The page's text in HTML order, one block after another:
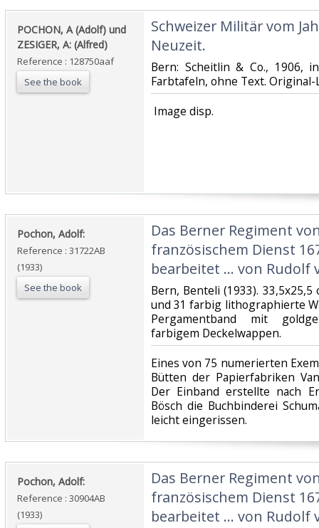
‎POCHON, A (Adolf) und
ZESIGER, A: (Alfred)‎
Reference : 128750aaf
See the book
‎Schweizer Militär vom
Neuzeit. ‎
‎Bern: Scheitlin & Co., 1906,
Farbtafeln, ohne Text. Original-
‎ Image disp.‎
‎Pochon, Adolf:‎
Reference : 31722AB
(1933)
See the book
‎Das Berner Regiment
französischem Dienst
bearbeitet ... von Rudolf
‎Bern, Benteli (1933).
und 31 farbig lithographierte
Pergamentband mit
farbigem Deckelwappen.‎
‎Eines von 75 numerierten
Bütten der Papierfabriken
Der Einband erstellte nach
Bösch die Buchbinderei
leicht eingerissen.‎
‎Pochon, Adolf:‎
Reference : 30904AB
(1933)
‎Das Berner Regiment
französischem Dienst
bearbeitet ... von Rudolf